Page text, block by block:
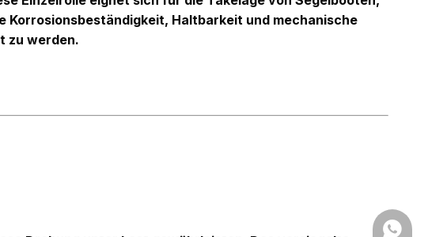
Haltbarkeit und mechanische
zu werden.
Amy: